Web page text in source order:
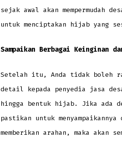
sejak awal akan
untuk menciptakan hijab yang
Sampaikan Berbagai Keinginan
Setelah itu, Anda tidak boleh
detail kepada penyedia jasa
hingga bentuk hijab. Jika ada
pastikan untuk
memberikan arahan, maka akan